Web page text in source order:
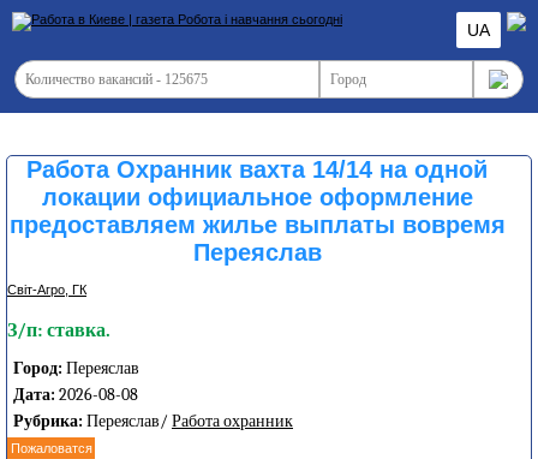
UA
Работа Охранник вахта 14/14 на одной
локации официальное оформление
предоставляем жилье выплаты вовремя
Переяслав
Світ-Агро, ГК
З/п: ставка.
Город: Переяслав
Дата: 2026-08-08
Рубрика: Переяслав/ Работа охранник
Пожаловатся